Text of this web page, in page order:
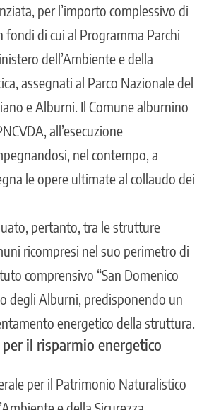
per l’importo complessivo di
fondi di cui al Programma Parchi
dell’Ambiente e della
assegnati al Parco Nazionale del
e Alburni. Il Comune alburnino
all’esecuzione
nel contempo, a
le opere ultimate al collaudo dei
pertanto, tra le strutture
ricompresi nel suo perimetro di
comprensivo “San Domenico
degli Alburni, predisponendo un
energetico della struttura.
il risparmio energetico
per il Patrimonio Naturalistico